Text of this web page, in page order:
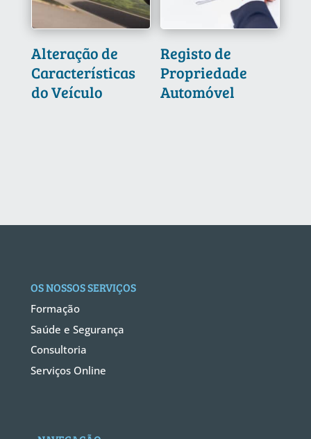
Alteração de
Características
do Veículo
Registo de
Propriedade
Automóvel
OS NOSSOS SERVIÇOS
Formação
Saúde e Segurança
Consultoria
Serviços Online